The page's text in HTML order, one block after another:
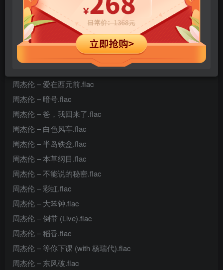
CoCo李玟、周杰伦 – 刀马旦.flac
蔡依林周杰伦 – 布拉格广场.flac
李荣浩、周杰伦 – 默 (Live).flac
周杰伦 – 爱在西元前.flac
周杰伦 – 暗号.flac
周杰伦 – 爸，我回来了.flac
周杰伦 – 白色风车.flac
周杰伦 – 半岛铁盒.flac
周杰伦 – 本草纲目.flac
周杰伦 – 不能说的秘密.flac
周杰伦 – 彩虹.flac
周杰伦 – 大笨钟.flac
周杰伦 – 倒带 (Live).flac
周杰伦 – 稻香.flac
周杰伦 – 等你下课 (with 杨瑞代).flac
周杰伦 – 东风破.flac